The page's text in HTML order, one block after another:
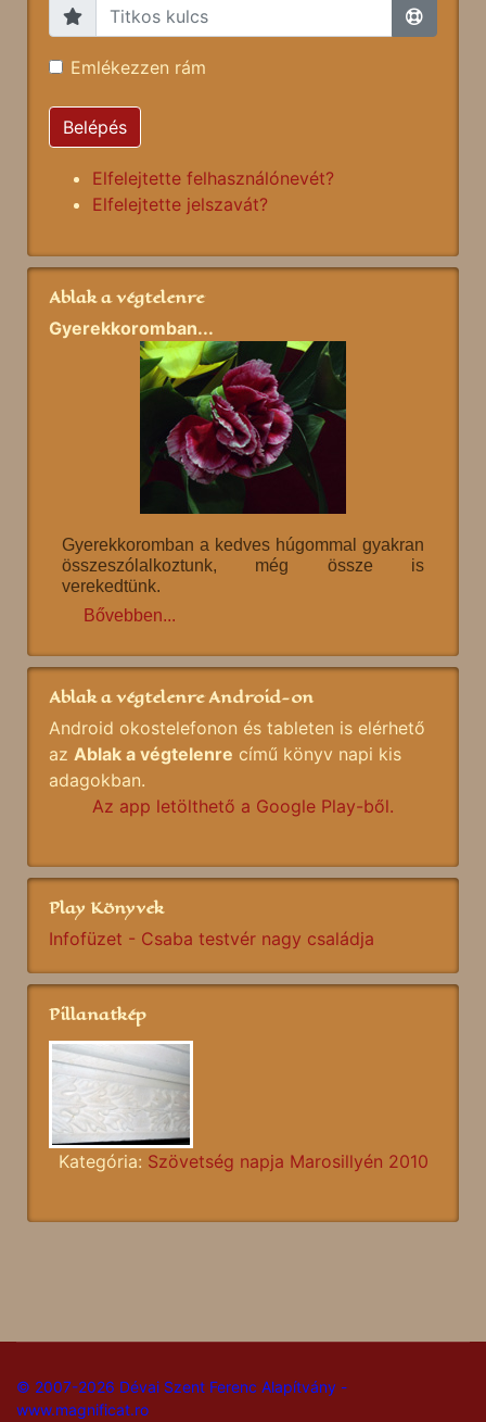
Emlékezzen rám
Belépés
Elfelejtette felhasználónevét?
Elfelejtette jelszavát?
Ablak a végtelenre
Gyerekkoromban...
Gyerekkoromban a kedves húgommal gyakran
összeszólalkoztunk, még össze is
verekedtünk.
Bővebben...
Ablak a végtelenre Android-on
Android okostelefonon és tableten is elérhető
az Ablak a végtelenre című könyv napi kis
adagokban.
Az app letölthető a Google Play-ből.
Play Könyvek
Infofüzet - Csaba testvér nagy családja
Pillanatkép
Kategória: Szövetség napja Marosillyén 2010
© 2007-2026 Dévai Szent Ferenc Alapítvány -
www.magnificat.ro